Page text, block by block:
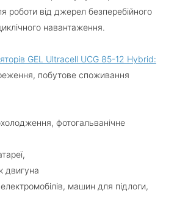
роботи від джерел безперебійного
навантаження.
GEL Ultracell UCG 85-12 Hybrid:
побутове споживання
фотогальванічне
двигуна
машин для підлоги,